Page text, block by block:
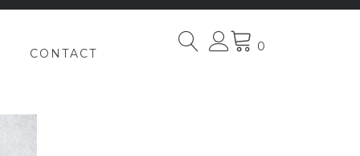
CONTACT 0